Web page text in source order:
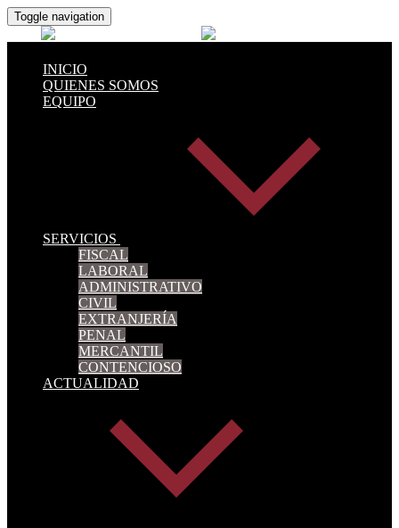
Toggle navigation
INICIO
QUIENES SOMOS
EQUIPO
SERVICIOS
FISCAL
LABORAL
ADMINISTRATIVO
CIVIL
EXTRANJERÍA
PENAL
MERCANTIL
CONTENCIOSO
ACTUALIDAD